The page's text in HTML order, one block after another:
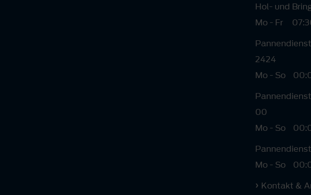
Hol- und
Mo - Fr
2424
Mo - So
00
Mo - So
Mo - So
Kontakt &